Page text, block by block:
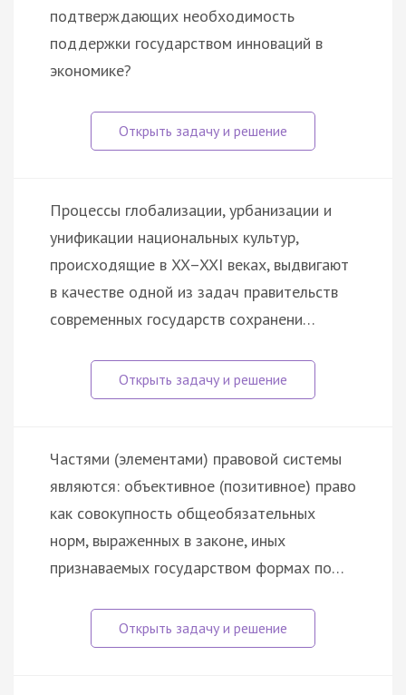
подтверждающих необходимость
поддержки государством инноваций в
экономике?
Процессы глобализации, урбанизации и
унификации национальных культур,
происходящие в XX–XXI веках, выдвигают
в качестве одной из задач правительств
современных государств сохранени…
Частями (элементами) правовой системы
являются: объективное (позитивное) право
как совокупность общеобязательных
норм, выраженных в законе, иных
признаваемых государством формах по…